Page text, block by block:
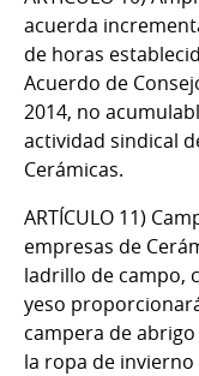
acuerda
de horas
Acuerdo de
2014, no
actividad sindical
Cerámicas.
ARTÍCULO 11)
empresas de
ladrillo de campo,
yeso
campera de
la ropa de